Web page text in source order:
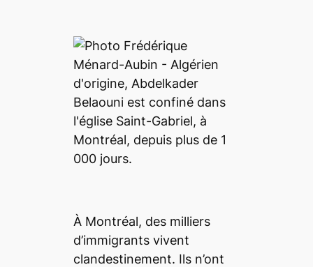
À Montréal, des milliers
d’immigrants vivent
clandestinement. Ils n’ont